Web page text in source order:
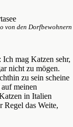
von den Dorfbewohnern
mag Katzen sehr,
nicht zu mögen.
zu sein scheine
meinen
in Italien
Regel das Weite,